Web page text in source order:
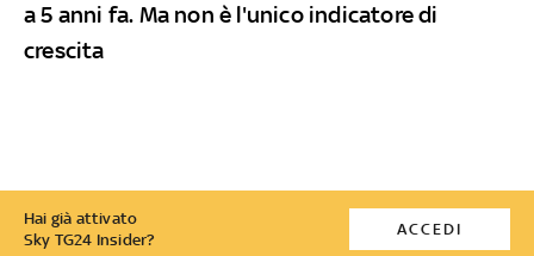
a 5 anni fa. Ma non è l'unico indicatore di
crescita
Hai già attivato
Sky TG24 Insider?
ACCEDI